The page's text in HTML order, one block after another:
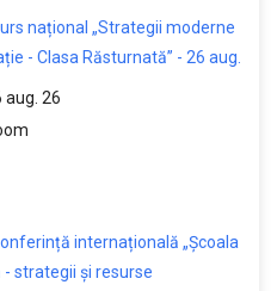
național „Strategii moderne
- Clasa Răsturnată” - 26 aug.
aug. 26
internațională „Școala
strategii și resurse